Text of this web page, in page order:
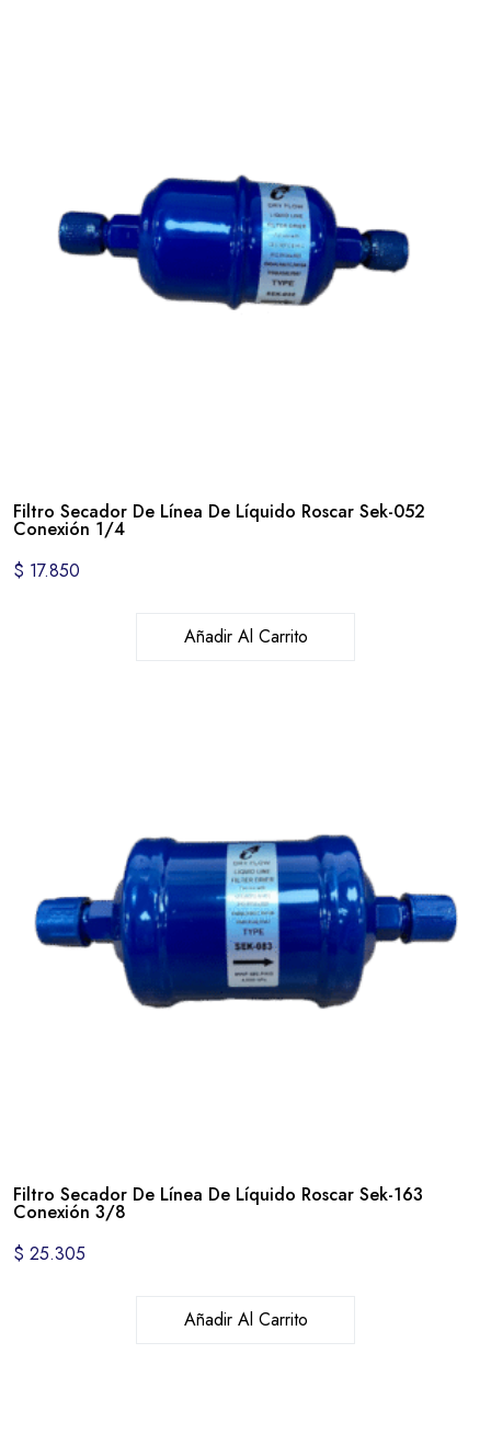
Filtro Secador De Línea De Líquido Roscar Sek-052
Conexión 1/4
$ 17.850
Añadir Al Carrito
Filtro Secador De Línea De Líquido Roscar Sek-163
Conexión 3/8
$ 25.305
Añadir Al Carrito